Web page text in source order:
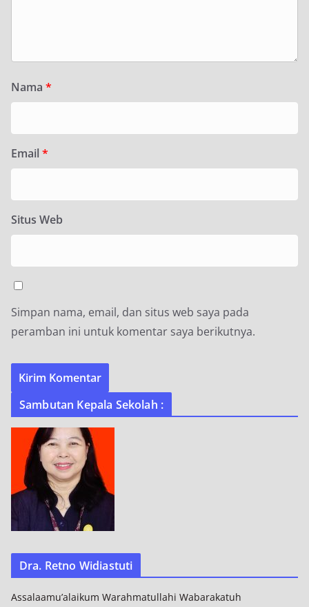
Nama *
Email *
Situs Web
Simpan nama, email, dan situs web saya pada
peramban ini untuk komentar saya berikutnya.
Sambutan Kepala Sekolah :
Dra. Retno Widiastuti
Assalaamu’alaikum Warahmatullahi Wabarakatuh